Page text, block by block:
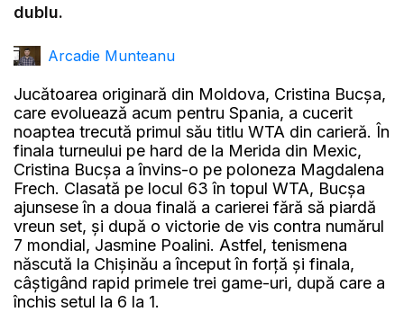
dublu.
Arcadie Munteanu
Jucătoarea originară din Moldova, Cristina Bucșa,
care evoluează acum pentru Spania, a cucerit
noaptea trecută primul său titlu WTA din carieră. În
finala turneului pe hard de la Merida din Mexic,
Cristina Bucșa a învins-o pe poloneza Magdalena
Frech. Clasată pe locul 63 în topul WTA, Bucșa
ajunsese în a doua finală a carierei fără să piardă
vreun set, și după o victorie de vis contra numărul
7 mondial, Jasmine Poalini. Astfel, tenismena
născută la Chișinău a început în forță și finala,
câștigând rapid primele trei game-uri, după care a
închis setul la 6 la 1.